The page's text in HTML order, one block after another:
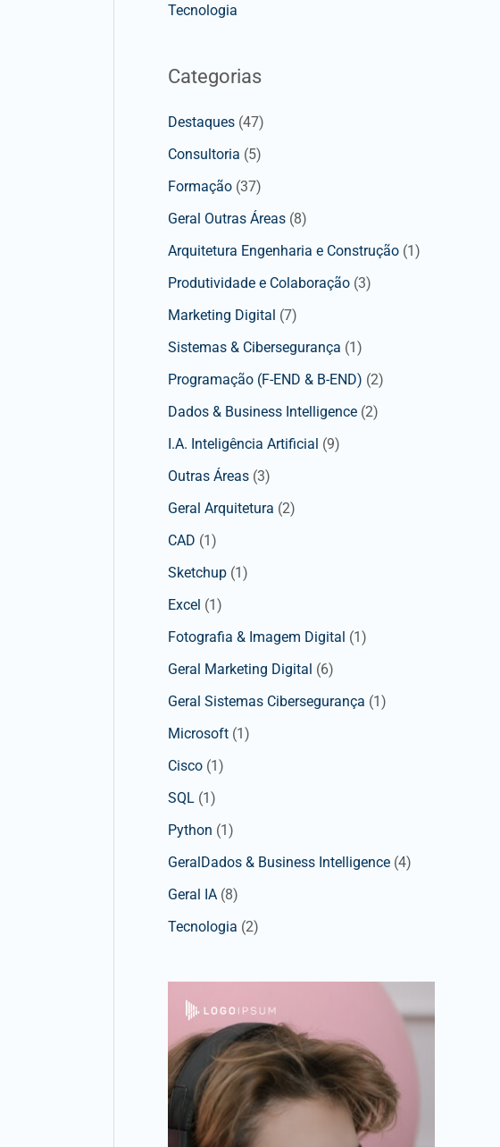
Tecnologia
Categorias
Destaques (47)
Consultoria (5)
Formação (37)
Geral Outras Áreas (8)
Arquitetura Engenharia e Construção (1)
Produtividade e Colaboração (3)
Marketing Digital (7)
Sistemas & Cibersegurança (1)
Programação (F-END & B-END) (2)
Dados & Business Intelligence (2)
I.A. Inteligência Artificial (9)
Outras Áreas (3)
Geral Arquitetura (2)
CAD (1)
Sketchup (1)
Excel (1)
Fotografia & Imagem Digital (1)
Geral Marketing Digital (6)
Geral Sistemas Cibersegurança (1)
Microsoft (1)
Cisco (1)
SQL (1)
Python (1)
GeralDados & Business Intelligence (4)
Geral IA (8)
Tecnologia (2)